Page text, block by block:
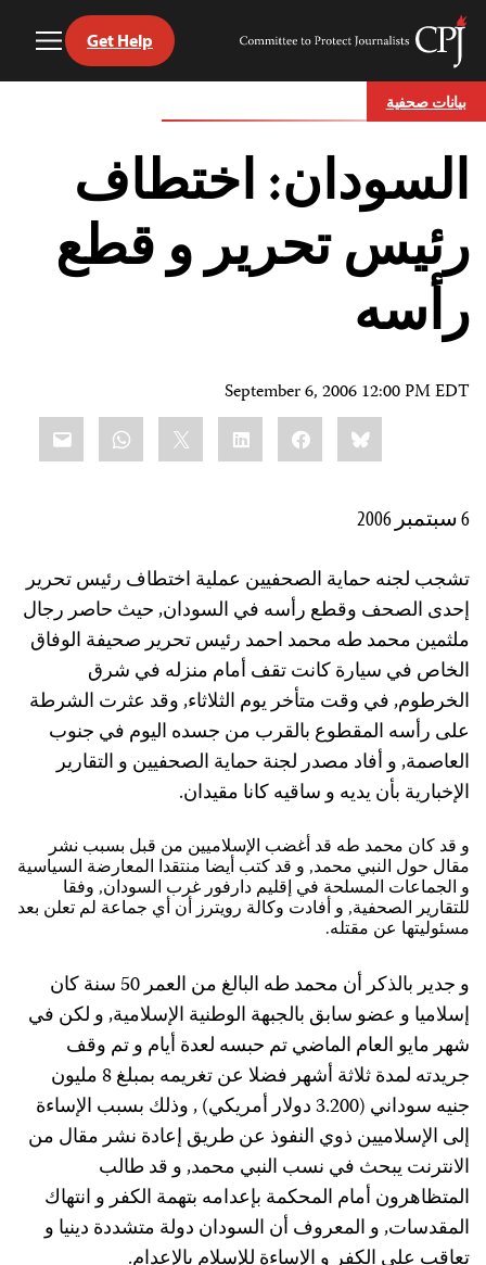
Skip
to
Committee
Journalists
Get Help
بيانات صحفية
السودان: اختطاف
رئيس تحرير و قطع
رأسه
September 6, 2006 12:00 PM EDT
Bluesky
Facebook
LinkedIn
6 سبتمبر 2006
تشجب لجنه حماية الصحفيين عملية اختطاف رئيس تحرير
إحدى الصحف وقطع رأسه في السودان, حيث حاصر رجال
ملثمين محمد طه محمد احمد رئيس تحرير صحيفة الوفاق
الخاص في سيارة كانت تقف أمام منزله في شرق
الخرطوم, في وقت متأخر يوم الثلاثاء, وقد عثرت الشرطة
على رأسه المقطوع بالقرب من جسده اليوم في جنوب
العاصمة, و أفاد مصدر لجنة حماية الصحفيين و التقارير
الإخبارية بأن يديه و ساقيه كانا مقيدان.
و قد كان محمد طه قد أغضب الإسلاميين من قبل بسبب نشر
مقال حول النبي محمد, و قد كتب أيضا منتقدا المعارضة السياسية
و الجماعات المسلحة في إقليم دارفور غرب السودان, وفقا
للتقارير الصحفية, و أفادت وكالة رويترز أن أي جماعة لم تعلن بعد
مسئوليتها عن مقتله.
و جدير بالذكر أن محمد طه البالغ من العمر 50 سنة كان
إسلاميا و عضو سابق بالجبهة الوطنية الإسلامية, و لكن في
شهر مايو العام الماضي تم حبسه لعدة أيام و تم وقف
جريدته لمدة ثلاثة أشهر فضلا عن تغريمه بمبلغ 8 مليون
جنيه سوداني (3.200 دولار أمريكي) , وذلك بسبب الإساءة
إلى الإسلاميين ذوي النفوذ عن طريق إعادة نشر مقال من
الانترنت يبحث في نسب النبي محمد, و قد طالب
المتظاهرون أمام المحكمة بإعدامه بتهمة الكفر و انتهاك
المقدسات, و المعروف أن السودان دولة متشددة دينيا و